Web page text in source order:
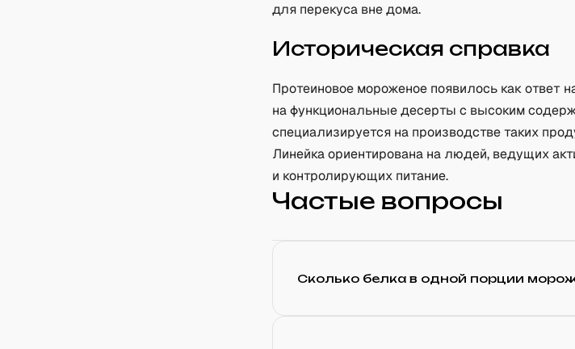
для перекуса вне дома.
Историческая справка
Протеиновое мороженое появилось как ответ
на функциональные десерты с высоким
специализируется на производстве таких
Линейка ориентирована на людей, ведущих
и контролирующих питание.
Частые вопросы
Сколько белка в одной порции